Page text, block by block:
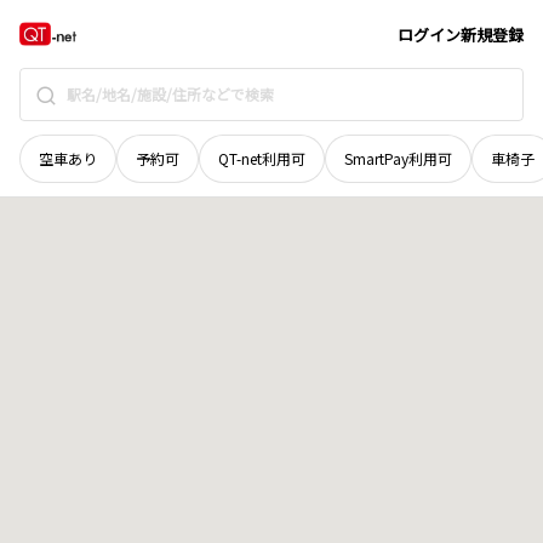
ログイン新規登録
空車あり 予約可 QT-net利用可 SmartPay利用可 車椅子
和歌山県